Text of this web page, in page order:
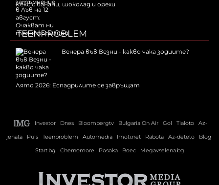
Kекс с банани, шоколад и орехи
TEENPROBLEM
Венера във Везни - какво чака зодиите?
Лято 2026: Еспадрилите се завръщат
Investor Dnes Bloombergtv Bulgaria On Air Gol Tialoto
Az-
jenata
Puls Teenproblem Automedia Imoti.net Rabota Az-deteto
Blog
Start.bg
Chernomore Posoka Boec Megavselena.bg